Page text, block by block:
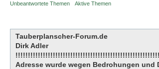
Unbeantwortete Themen
Aktive Themen
Tauberplanscher-Forum.de
Dirk Adler
Adresse wurde wegen Bedrohungen und